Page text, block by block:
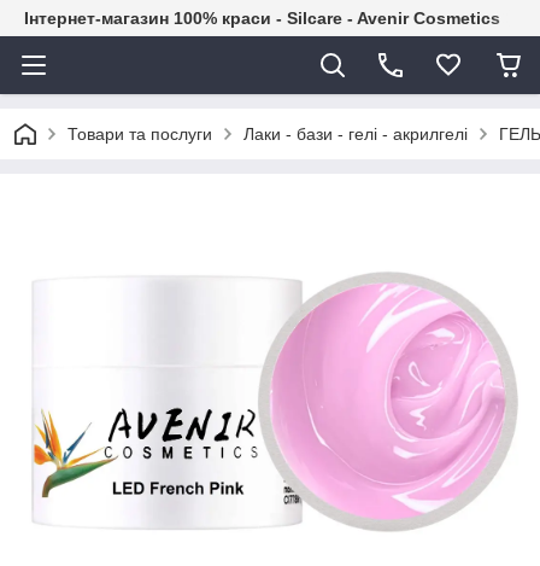
Інтернет-магазин 100% краси - Silcare - Avenir Cosmetics
Товари та послуги Лаки - бази - гелі - акрилгелі